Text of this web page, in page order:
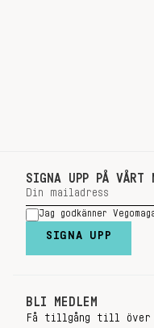
SIGNA UPP PÅ VÅRT
Jag godkänner
SIGNA UPP
BLI MEDLEM
Få tillgång till över